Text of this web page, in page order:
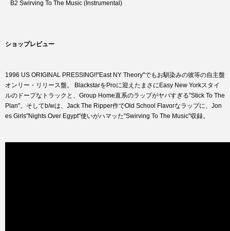
B2 Swirving To The Music (Instrumental)
ショップレビュー
1996 US ORIGINAL PRESSING!!"East NY Theory"でもお馴染みの彼等の自主盤
オンリー・リリース盤。 BlackstarをProに迎えたまさにEasy New Yorkスタイ
ルのドープなトラックと、Group Home直系のラップがヤバすぎる"Stick To The
Plan"。そしてb/wは、Jack The Ripper作でOld School Flavorなラップに、Jon
es Girls"Nights Over Egypt"使いがハマッた"Swirving To The Music"収録。